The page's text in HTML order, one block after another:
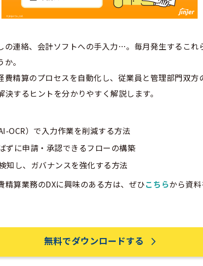
の連絡、会計ソフトへの手入力…。毎月発生するこれ
。
費精算のプロセスを自動化し、従業員と管理部門双方
するヒントを分かりやすく解説します。
OCR）で入力作業を削減する方法
ずに申請・承認できるフローの構築
知し、ガバナンスを強化する方法
精算業務のDXに興味のある方は、ぜひこちらから資
無料でダウンロードする